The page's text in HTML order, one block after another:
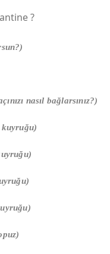
?
nasıl bağlarsınız?)